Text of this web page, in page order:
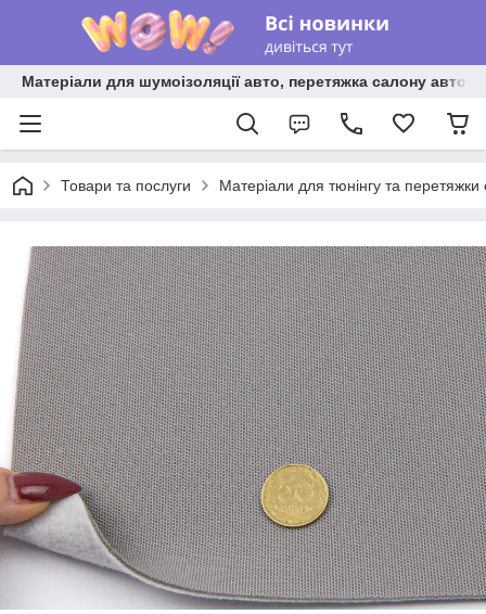
Матеріали для шумоізоляції авто, перетяжка салону авто
Товари та послуги Матеріали для тюнінгу та